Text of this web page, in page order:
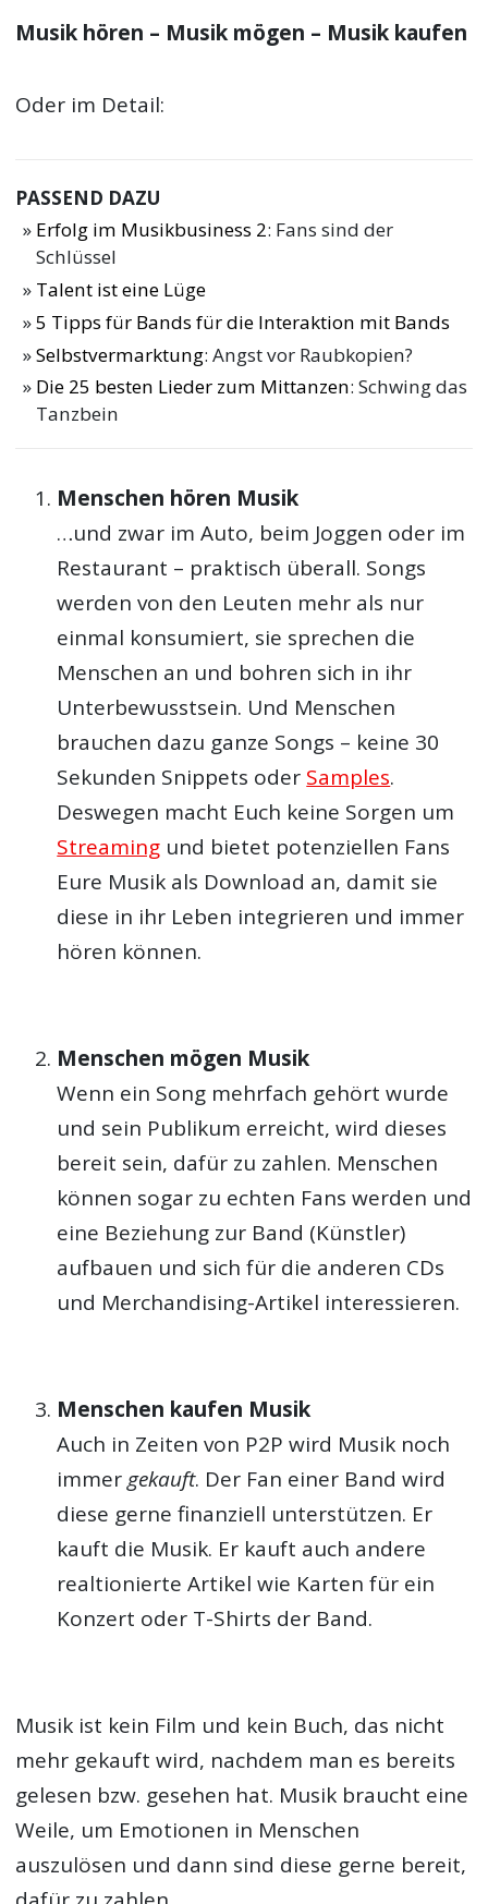
Musik hören – Musik mögen – Musik kaufen
Oder im Detail:
PASSEND DAZU
Erfolg im Musikbusiness 2: Fans sind der
Schlüssel
Talent ist eine Lüge
5 Tipps für Bands für die Interaktion mit Bands
Selbstvermarktung: Angst vor Raubkopien?
Die 25 besten Lieder zum Mittanzen: Schwing das
Tanzbein
Menschen hören Musik
…und zwar im Auto, beim Joggen oder im
Restaurant – praktisch überall. Songs
werden von den Leuten mehr als nur
einmal konsumiert, sie sprechen die
Menschen an und bohren sich in ihr
Unterbewusstsein. Und Menschen
brauchen dazu ganze Songs – keine 30
Sekunden Snippets oder Samples.
Deswegen macht Euch keine Sorgen um
Streaming und bietet potenziellen Fans
Eure Musik als Download an, damit sie
diese in ihr Leben integrieren und immer
hören können.
Menschen mögen Musik
Wenn ein Song mehrfach gehört wurde
und sein Publikum erreicht, wird dieses
bereit sein, dafür zu zahlen. Menschen
können sogar zu echten Fans werden und
eine Beziehung zur Band (Künstler)
aufbauen und sich für die anderen CDs
und Merchandising-Artikel interessieren.
Menschen kaufen Musik
Auch in Zeiten von P2P wird Musik noch
immergekauft. Der Fan einer Band wird
diese gerne finanziell unterstützen. Er
kauft die Musik. Er kauft auch andere
realtionierte Artikel wie Karten für ein
Konzert oder T-Shirts der Band.
Musik ist kein Film und kein Buch, das nicht
mehr gekauft wird, nachdem man es bereits
gelesen bzw. gesehen hat. Musik braucht eine
Weile, um Emotionen in Menschen
auszulösen und dann sind diese gerne bereit,